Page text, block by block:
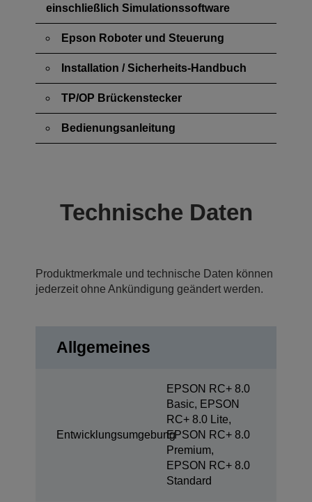
einschließlich Simulationssoftware
Epson Roboter und Steuerung
Installation / Sicherheits-Handbuch
TP/OP Brückenstecker
Bedienungsanleitung
Technische Daten
Produktmerkmale und technische Daten können
jederzeit ohne Ankündigung geändert werden.
Allgemeines
Entwicklungsumgebung
EPSON RC+ 8.0
Basic, EPSON
RC+ 8.0 Lite,
EPSON RC+ 8.0
Premium,
EPSON RC+ 8.0
Standard